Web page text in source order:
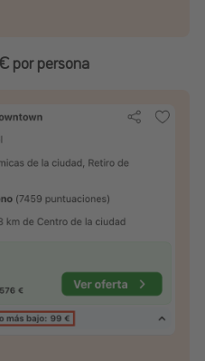
por persona